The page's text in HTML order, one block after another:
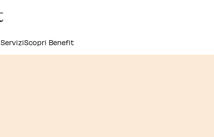
ServiziScopri Benefit